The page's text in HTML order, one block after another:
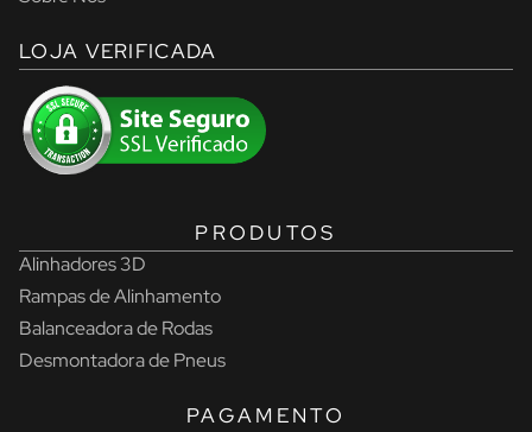
LOJA VERIFICADA
PRODUTOS
Alinhadores 3D
Rampas de Alinhamento
Balanceadora de Rodas
Desmontadora de Pneus
PAGAMENTO